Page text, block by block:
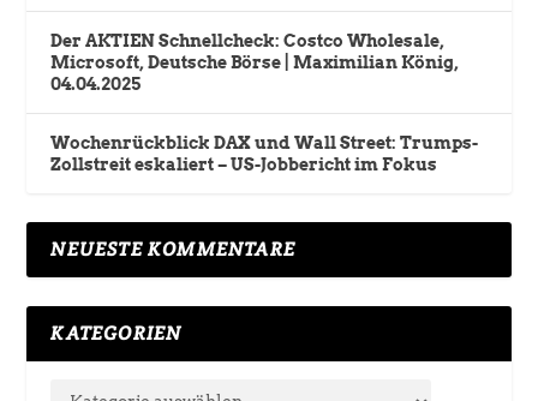
Der AKTIEN Schnellcheck: Costco Wholesale,
Microsoft, Deutsche Börse | Maximilian König,
04.04.2025
Wochenrückblick DAX und Wall Street: Trumps-
Zollstreit eskaliert – US-Jobbericht im Fokus
NEUESTE KOMMENTARE
KATEGORIEN